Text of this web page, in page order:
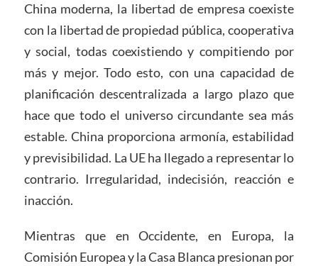
China moderna, la libertad de empresa coexiste
con la libertad de propiedad pública, cooperativa
y social, todas coexistiendo y compitiendo por
más y mejor. Todo esto, con una capacidad de
planificación descentralizada a largo plazo que
hace que todo el universo circundante sea más
estable. China proporciona armonía, estabilidad
y previsibilidad. La UE ha llegado a representar lo
contrario. Irregularidad, indecisión, reacción e
inacción.
Mientras que en Occidente, en Europa, la
Comisión Europea y la Casa Blanca presionan por